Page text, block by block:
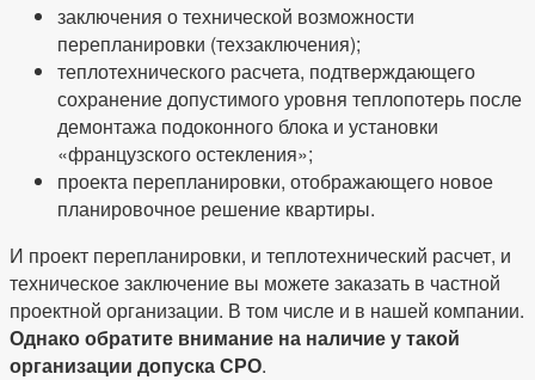
заключения о технической возможности
перепланировки (техзаключения);
теплотехнического расчета, подтверждающего
сохранение допустимого уровня теплопотерь после
демонтажа подоконного блока и установки
«французского остекления»;
проекта перепланировки, отображающего новое
планировочное решение квартиры.
И проект перепланировки, и теплотехнический расчет, и
техническое заключение вы можете заказать в частной
проектной организации. В том числе и в нашей компании.
Однако обратите внимание на наличие у такой
организации допуска СРО.